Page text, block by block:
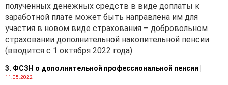
полученных денежных средств в виде доплаты к
заработной плате может быть направлена им для
участия в новом виде страхования – добровольном
страховании дополнительной накопительной пенсии
(вводится с 1 октября 2022 года).
3. ФСЗН о дополнительной профессиональной пенсии
11.05.2022